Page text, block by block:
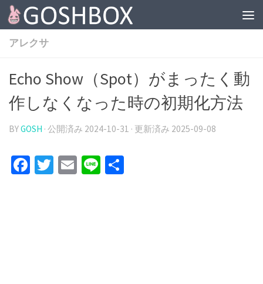
コンテンツへスキップ
アレクサ
Echo Show（Spot）がまったく動
作しなくなった時の初期化方法
BYGOSH · 公開済み 2024-10-31 · 更新済み 2025-09-08
Facebook
Twitter
Email
Line